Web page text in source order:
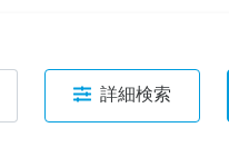
詳細検索